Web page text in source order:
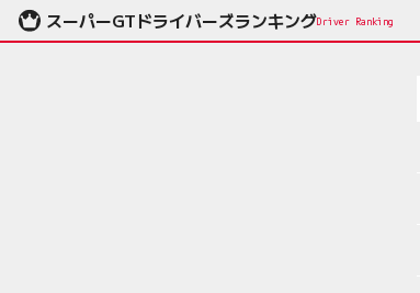
スーパーGTドライバーズランキングDriver Ranking